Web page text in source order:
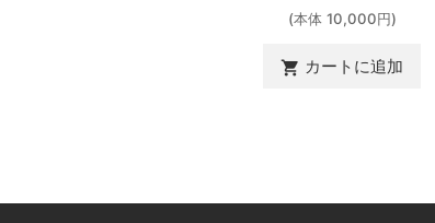
(本体 10,000円)
shopping_cart カートに追加